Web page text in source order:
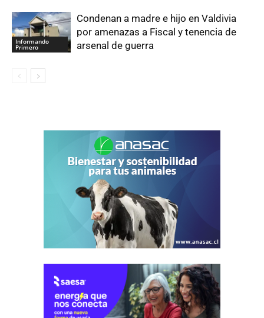
Informando
Primero
Condenan a madre e hijo en Valdivia
por amenazas a Fiscal y tenencia de
arsenal de guerra